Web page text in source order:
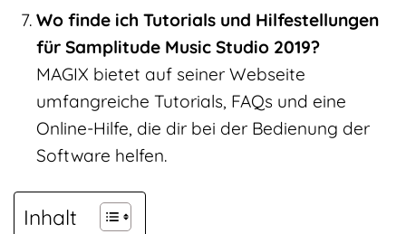
Wo finde ich Tutorials und Hilfestellungen
für Samplitude Music Studio 2019?
MAGIX bietet auf seiner Webseite
umfangreiche Tutorials, FAQs und eine
Online-Hilfe, die dir bei der Bedienung der
Software helfen.
Inhalt